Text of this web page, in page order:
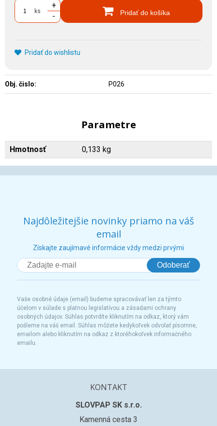
ks
+
-
Pridať do košíka
Pridať do wishlistu
Obj. čislo: P026
Parametre
Hmotnosť 0,133 kg
Najdôležitejšie novinky priamo na váš
email
Získajte zaujímavé informácie vždy medzi prvými
Odoberať
Vaše osobné údaje (email) budeme spracovávať len za týmto
účelom v súlade s platnou legislatívou a zásadami ochrany
osobných údajov. Súhlas potvrdíte kliknutím na odkaz, ktorý vám
pošleme na váš email. Súhlas môžete kedykoľvek odvolať písomne,
emailom alebo kliknutím na odkaz z ktoréhokoľvek informačného
emailu.
KONTAKT
SLOVPAP SK s.r.o.
Kamenná cesta 3